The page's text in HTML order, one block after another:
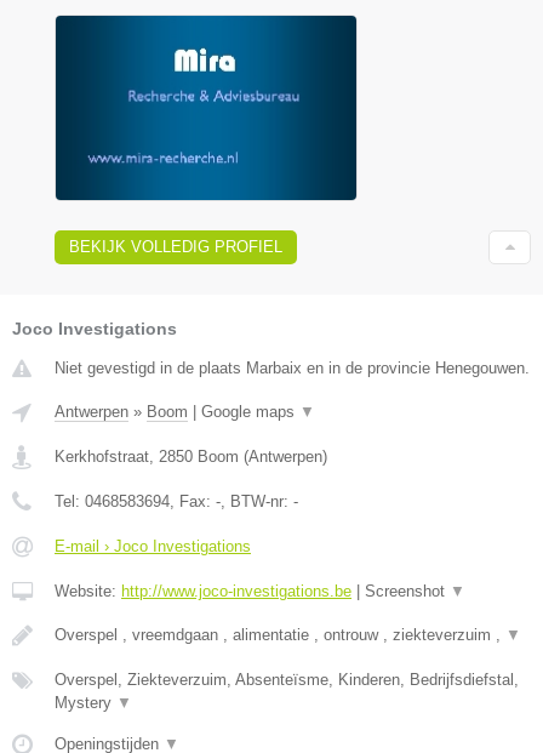
BEKIJK VOLLEDIG PROFIEL
Joco Investigations
Niet gevestigd in de plaats Marbaix en in de provincie Henegouwen.
Antwerpen » Boom Google maps ▼
Kerkhofstraat 2850 Boom (Antwerpen)
Tel: 0468583694 , Fax: - , BTW-nr: -
E-mail › Joco Investigations
Website: http://www.joco-investigations.be Screenshot ▼
Overspel , vreemdgaan , alimentatie , ontrouw , ziekteverzuim , ▼
Overspel, Ziekteverzuim, Absenteïsme, Kinderen, Bedrijfsdiefstal,
Mystery ▼
Openingstijden ▼